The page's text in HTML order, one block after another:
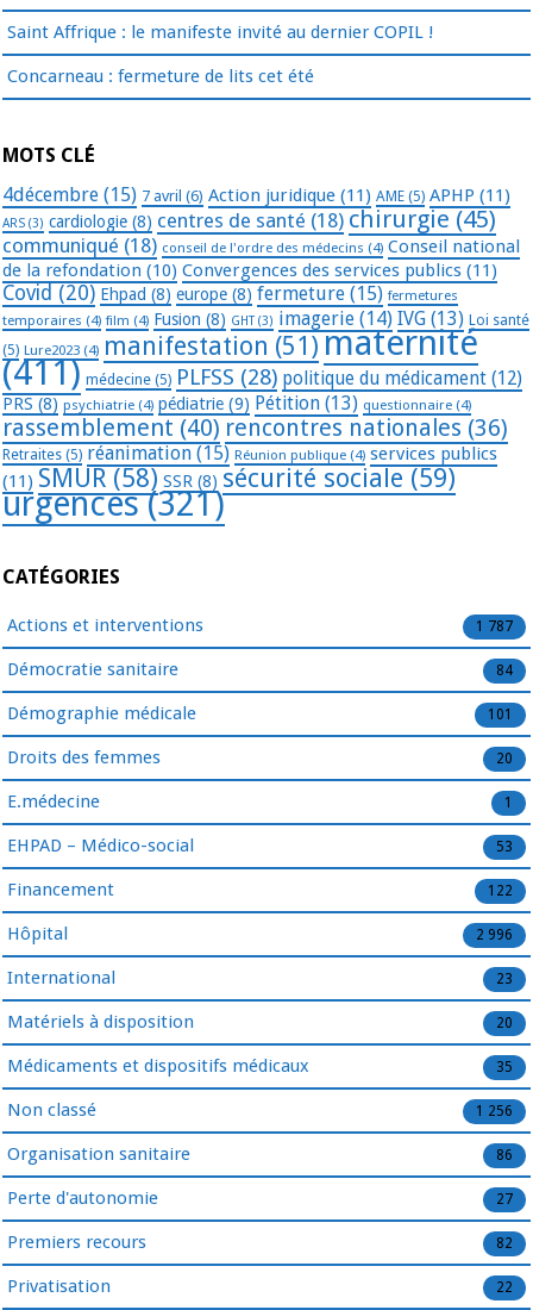
Saint Affrique : le manifeste invité au dernier COPIL !
Concarneau : fermeture de lits cet été
MOTS CLÉ
4décembre (15) 7 avril (6) Action juridique (11) AME (5) APHP (11)
ARS (3) cardiologie (8) centres de santé (18) chirurgie (45)
communiqué (18) conseil de l'ordre des médecins (4) Conseil national
de la refondation (10) Convergences des services publics (11)
Covid (20) Ehpad (8) europe (8) fermeture (15) fermetures
temporaires (4) film (4) Fusion (8) GHT(3) imagerie (14) IVG (13) Loi santé
(5) Lure2023 (4) manifestation (51) maternité
(411) médecine (5) PLFSS (28) politique du médicament (12)
PRS (8) psychiatrie (4) pédiatrie (9) Pétition (13) questionnaire (4)
rassemblement (40) rencontres nationales (36)
Retraites (5) réanimation (15) Réunion publique (4) services publics
(11) SMUR (58) SSR (8) sécurité sociale (59)
urgences(321)
CATÉGORIES
Actions et interventions 1 787
Démocratie sanitaire 84
Démographie médicale 101
Droits des femmes 20
E.médecine 1
EHPAD – Médico-social 53
Financement 122
Hôpital 2 996
International 23
Matériels à disposition 20
Médicaments et dispositifs médicaux 35
Non classé 1 256
Organisation sanitaire 86
Perte d'autonomie 27
Premiers recours 82
Privatisation 22